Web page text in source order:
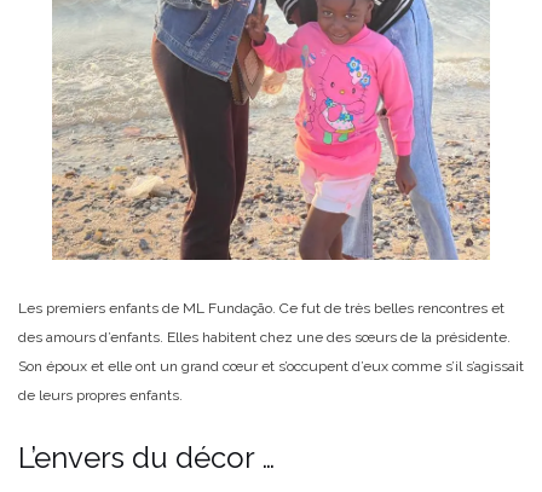
Les premiers enfants de ML Fundação. Ce fut de très belles rencontres et
des amours d’enfants. Elles habitent chez une des sœurs de la présidente.
Son époux et elle ont un grand cœur et s’occupent d’eux comme s’il s’agissait
de leurs propres enfants.
L’envers du décor …